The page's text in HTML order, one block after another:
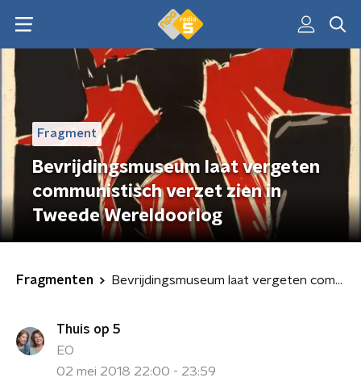
Fragment
Bevrijdingsmuseum laat vergeten
communistisch verzet zien in
Tweede Wereldoorlog
Fragmenten Bevrijdingsmuseum laat vergeten communistisch verzet zien in Tweede Wereldoorlog
Thuis op 5
EO
02 mei 2018 22:00 - 23:59